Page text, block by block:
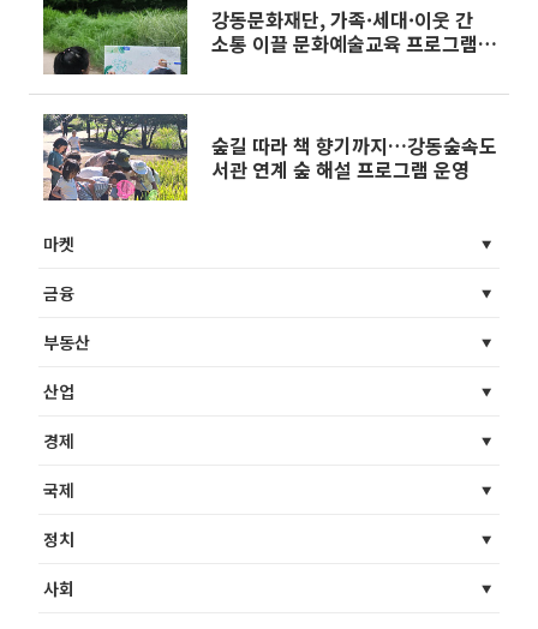
강동문화재단, 가족·세대·이웃 간
소통 이끌 문화예술교육 프로그램
숲길 따라 책 향기까지…강동숲속도
서관 연계 숲 해설 프로그램 운영
마켓
금융
부동산
산업
경제
국제
정치
사회